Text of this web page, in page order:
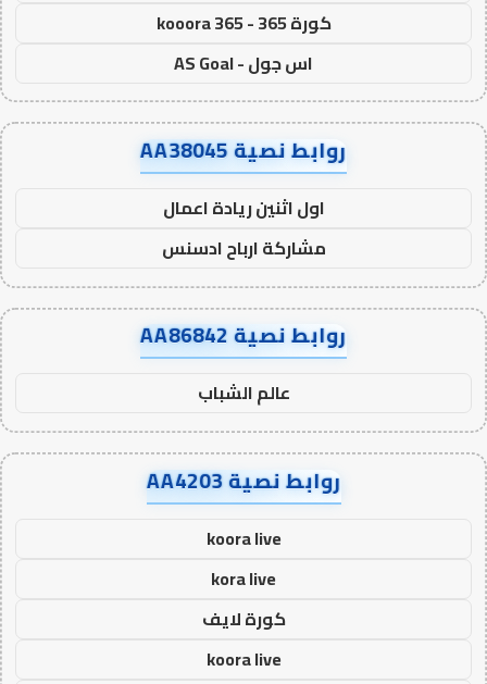
كورة 365 - kooora 365
اس جول - AS Goal
روابط نصية AA38045
اول اثنين ريادة اعمال
مشاركة ارباح ادسنس
روابط نصية AA86842
عالم الشباب
روابط نصية AA4203
koora live
kora live
كورة لايف
koora live